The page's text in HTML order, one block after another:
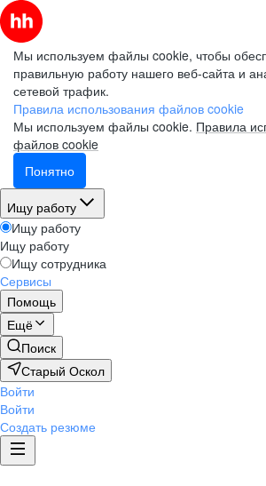
Мы используем файлы cookie, чтобы
правильную работу нашего веб-сайта и
сетевой трафик.
Правила использования файлов cookie
Мы используем файлы cookie. Правила
файлов cookie
Понятно
Ищу работу
Ищу работу
Ищу работу
Ищу сотрудника
Сервисы
Помощь
Ещё
Поиск
Старый Оскол
Войти
Войти
Создать резюме